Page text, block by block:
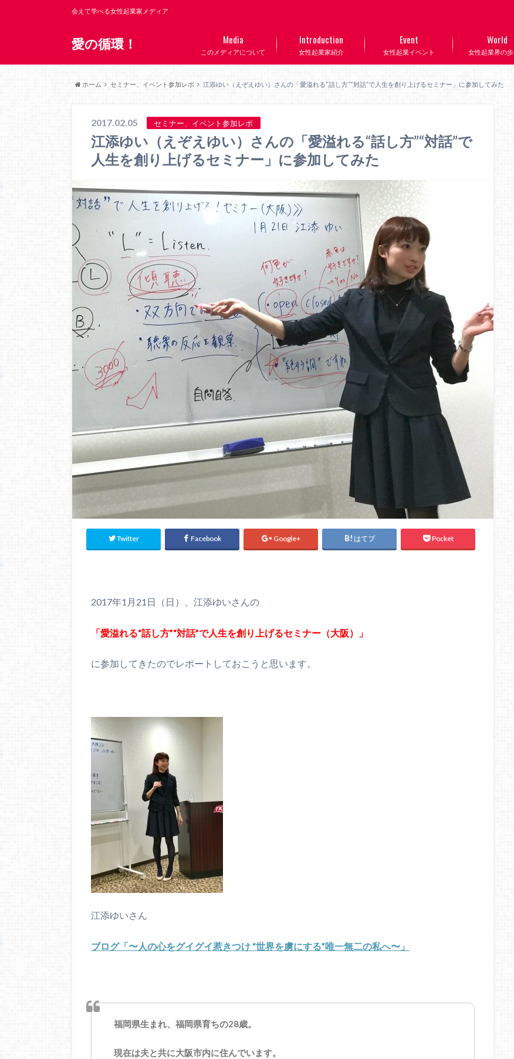
愛の循環！
会えて学べる女性起業家メディア
このメディアについて
Media
女性起業家紹介
Introduction
女性起業イベント
Event
女性起業界の
World
ホーム セミナー、イベント参加レポ 江添ゆい（えぞえゆい）さんの「愛溢れる“話し方”“対話”で人生を創り上げるセミナー」に参加してみた
2017.02.05 セミナー、イベント参加レポ
江添ゆい（えぞえゆい）さんの「愛溢れる“話し方”“対話”で
人生を創り上げるセミナー」に参加してみた
Twitter Facebook Google+ はてブ Pocket
2017年1月21日（日）、江添ゆいさんの
「愛溢れる“話し方”“対話”で人生を創り上げるセミナー（大阪）」
に参加してきたのでレポートしておこうと思います。
江添ゆいさん
ブログ「〜人の心をグイグイ惹きつけ “世界を虜にする”唯一無二の私へ〜」
福岡県生まれ、福岡県育ちの28歳。
現在は夫と共に大阪市内に住んでいます。